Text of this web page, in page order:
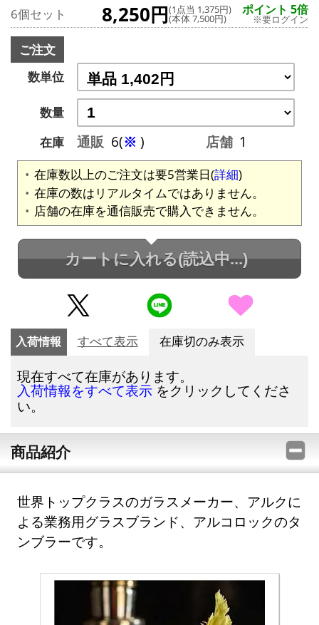
6個セット 8,250円(1点当 1,375円)
(本体 7,500円)
ポイント 5倍
※要ログイン
ご注文
数単位
数量
在庫
通販 6(※ ) 店舗 1
在庫数以上のご注文は要5営業日(詳細)
在庫の数はリアルタイムではありません。
店舗の在庫を通信販売で購入できません。
カートに入れる(読込中...)
入荷情報 すべて表示 在庫切のみ表示
現在すべて在庫があります。
入荷情報をすべて表示 をクリックしてくださ
い。
商品紹介
世界トップクラスのガラスメーカー、アルクに
よる業務用グラスブランド、アルコロックのタ
ンブラーです。